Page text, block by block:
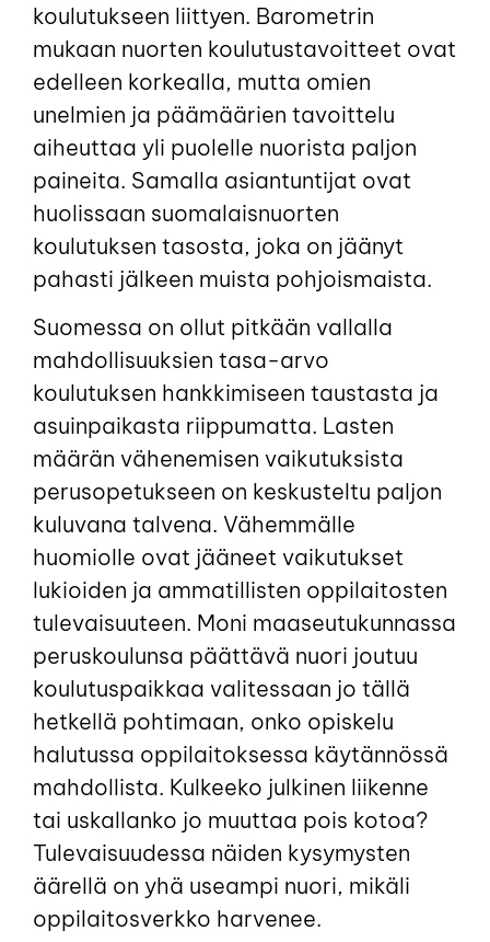
koulutukseen liittyen. Barometrin
mukaan nuorten koulutustavoitteet ovat
edelleen korkealla, mutta omien
unelmien ja päämäärien tavoittelu
aiheuttaa yli puolelle nuorista paljon
paineita. Samalla asiantuntijat ovat
huolissaan suomalaisnuorten
koulutuksen tasosta, joka on jäänyt
pahasti jälkeen muista pohjoismaista.
Suomessa on ollut pitkään vallalla
mahdollisuuksien tasa-arvo
koulutuksen hankkimiseen taustasta ja
asuinpaikasta riippumatta. Lasten
määrän vähenemisen vaikutuksista
perusopetukseen on keskusteltu paljon
kuluvana talvena. Vähemmälle
huomiolle ovat jääneet vaikutukset
lukioiden ja ammatillisten oppilaitosten
tulevaisuuteen. Moni maaseutukunnassa
peruskoulunsa päättävä nuori joutuu
koulutuspaikkaa valitessaan jo tällä
hetkellä pohtimaan, onko opiskelu
halutussa oppilaitoksessa käytännössä
mahdollista. Kulkeeko julkinen liikenne
tai uskallanko jo muuttaa pois kotoa?
Tulevaisuudessa näiden kysymysten
äärellä on yhä useampi nuori, mikäli
oppilaitosverkko harvenee.